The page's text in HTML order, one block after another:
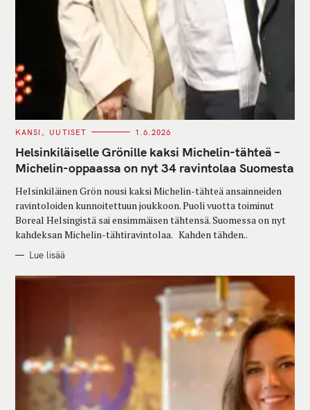
C
T
E
G
O
I
E
S
KANSI UUTISET 1.6.2026
Helsinkiläiselle Grönille kaksi Michelin-tähteä –
Michelin-oppaassa on nyt 34 ravintolaa Suomesta
Helsinkiläinen Grön nousi kaksi Michelin-tähteä ansainneiden
ravintoloiden kunnoitettuun joukkoon. Puoli vuotta toiminut
Boreal Helsingistä sai ensimmäisen tähtensä. Suomessa on nyt
kahdeksan Michelin-tähtiravintolaa. Kahden tähden..
Lue lisää